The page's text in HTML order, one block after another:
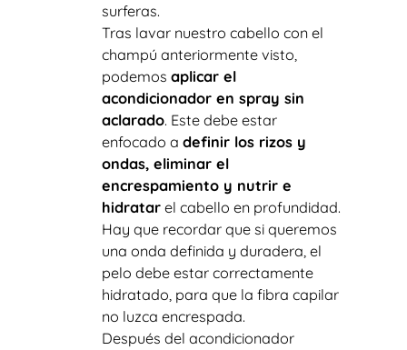
surferas.
Tras lavar nuestro cabello con el
champú anteriormente visto,
podemos aplicar el
acondicionador en spray sin
aclarado. Este debe estar
enfocado a definir los rizos y
ondas, eliminar el
encrespamiento y nutrir e
hidratar el cabello en profundidad.
Hay que recordar que si queremos
una onda definida y duradera, el
pelo debe estar correctamente
hidratado, para que la fibra capilar
no luzca encrespada.
Después del acondicionador